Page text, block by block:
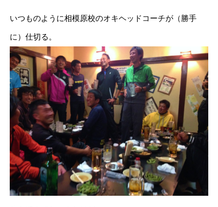
いつものように相模原校のオキヘッドコーチが（勝手
に）仕切る。